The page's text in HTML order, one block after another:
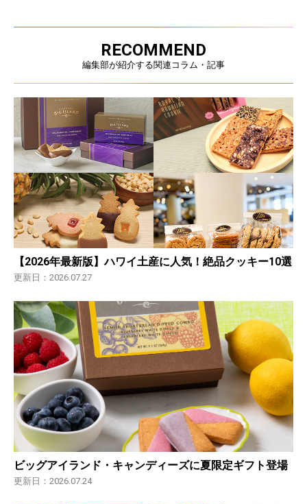
RECOMMEND
編集部が紹介する関連コラム・記事
【2026年最新版】ハワイ土産に人気！絶品クッキー10選
更新日：2026.07.27
ビッグアイランド・キャンディーズに夏限定ギフト登場
更新日：2026.07.24